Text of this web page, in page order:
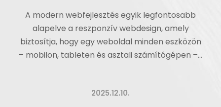
A modern webfejlesztés egyik legfontosabb
alapelve a reszponzív webdesign, amely
biztosítja, hogy egy weboldal minden eszközön
– mobilon, tableten és asztali számítógépen –...
2025.12.10.